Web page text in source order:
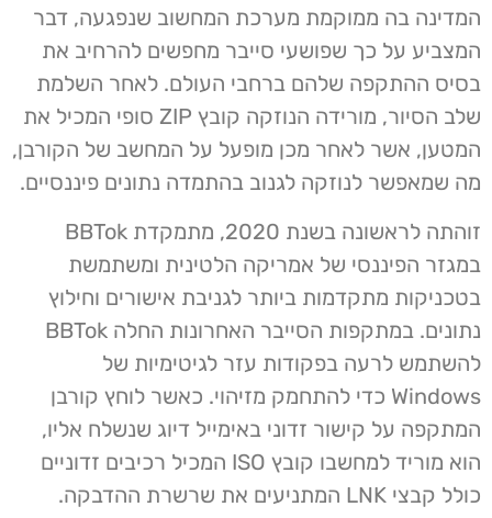
המדינה בה ממוקמת מערכת המחשוב שנפגעה, דבר
המצביע על כך שפושעי סייבר מחפשים להרחיב את
בסיס ההתקפה שלהם ברחבי העולם. לאחר השלמת
שלב הסיור, מורידה הנוזקה קובץ ZIP סופי המכיל את
המטען, אשר לאחר מכן מופעל על המחשב של הקורבן,
מה שמאפשר לנוזקה לגנוב בהתמדה נתונים פיננסיים.
זוהתה לראשונה בשנת 2020, מתמקדת BBTok
במגזר הפיננסי של אמריקה הלטינית ומשתמשת
בטכניקות מתקדמות ביותר לגניבת אישורים וחילוץ
נתונים. במתקפות הסייבר האחרונות החלה BBTok
להשתמש לרעה בפקודות עזר לגיטימיות של
Windows כדי להתחמק מזיהוי. כאשר לוחץ קורבן
המתקפה על קישור זדוני באימייל דיוג שנשלח אליו,
הוא מוריד למחשבו קובץ ISO המכיל רכיבים זדוניים
כולל קבצי LNK המתניעים את שרשרת ההדבקה.